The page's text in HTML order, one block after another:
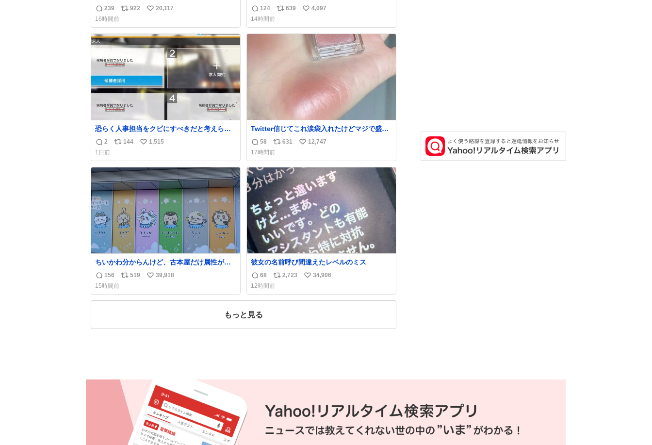
な〜 全アはここに自分の市場価値的なものを
上乗せするので、 すっぴん＆寝起きのボサボ
サ頭でも「今日も可愛いね」が止まらない。
放っておくと永遠に髪撫でてきて作業進まな
い() 156cm40kg、年中日焼け止めとお友達の
私より綺麗な手やめてもろて とか言う
返
信
数
239
リ
ス
ト
922
い
ね
数
20,117
16時間前
音声”に声明「被害届も検討」
news.livedoor.com/article/detail… 4日に西
鉄福岡（天神）駅および薬院駅で発生した駅
構内放送事案について声明を公表した。「第
三者によって駅構内放送設備に外部から不正
に音声が流された可能性も含めて確認を実
返
信
数
124
リ
ス
639
い
ね
4,097
14時間前
恐らく人事担当をクビにすべきだと考えられ
るが‥‥‥
返
信
数
2
リ
ス
ト
144
い
ね
数
1,515
1日前
Twitter信じてこれ涙袋入れたけどマジで盛れ
た…ありがとう…
返
信
数
58
リ
ポ
ス
ト
631
い
ね
数
12,747
17時間前
ちいかわ分からんけど、古本屋だけ属性が名
前になってるのはどういうこと？
返
信
数
156
リ
ス
519
い
ね
39,918
15時間前
彼女の名前呼び間違えたレベルのミス
返
信
数
68
リ
ポ
ス
2,723
い
ね
34,906
12時間前
もっと見る